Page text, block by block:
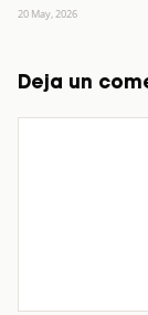
20 May, 2026
Deja un